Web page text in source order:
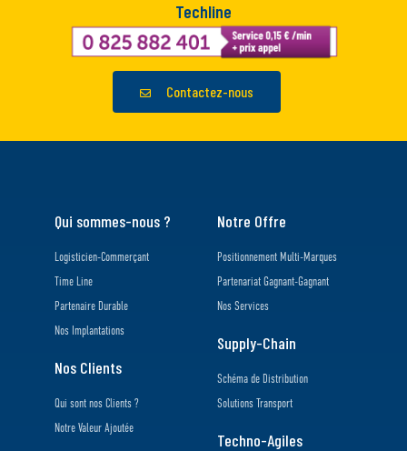
Techline
Contactez-nous
Qui sommes-nous ?
Logisticien-Commerçant
Time Line
Partenaire Durable
Nos Implantations
Nos Clients
Qui sont nos Clients ?
Notre Valeur Ajoutée
Notre Offre
Positionnement Multi-Marques
Partenariat Gagnant-Gagnant
Nos Services
Supply-Chain
Schéma de Distribution
Solutions Transport
Techno-Agiles